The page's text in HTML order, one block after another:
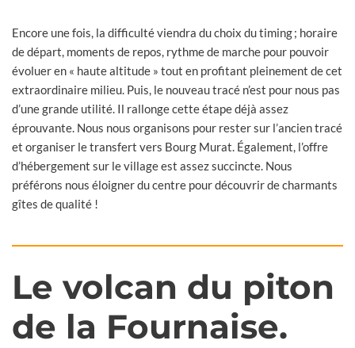
Encore une fois, la difficulté viendra du choix du timing ; horaire
de départ, moments de repos, rythme de marche pour pouvoir
évoluer en « haute altitude » tout en profitant pleinement de cet
extraordinaire milieu. Puis, le nouveau tracé n’est pour nous pas
d’une grande utilité. Il rallonge cette étape déjà assez
éprouvante. Nous nous organisons pour rester sur l’ancien tracé
et organiser le transfert vers Bourg Murat. Également, l’offre
d’hébergement sur le village est assez succincte. Nous
préférons nous éloigner du centre pour découvrir de charmants
gîtes de qualité !
Le volcan du piton
de la Fournaise.